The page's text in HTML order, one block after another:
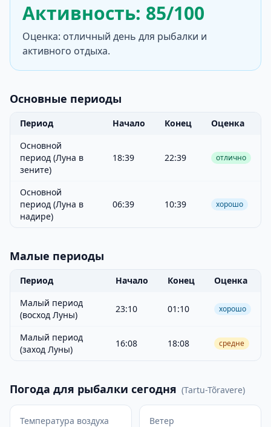
Активность: 85/100
Оценка: отличный день для рыбалки и
активного отдыха.
Основные периоды
Период Начало Конец
Оценка
Основной
период (Луна в
зените)
18:39 22:39 отлично
Основной
период (Луна в
надире)
06:39 10:39 хорошо
Малые периоды
Период Начало Конец
Оценка
Малый период
(восход Луны)
23:10 01:10 хорошо
Малый период
(заход Луны)
16:08 18:08 средне
Погода для рыбалки сегодня (Tartu-Tõravere)
Температура воздуха Ветер